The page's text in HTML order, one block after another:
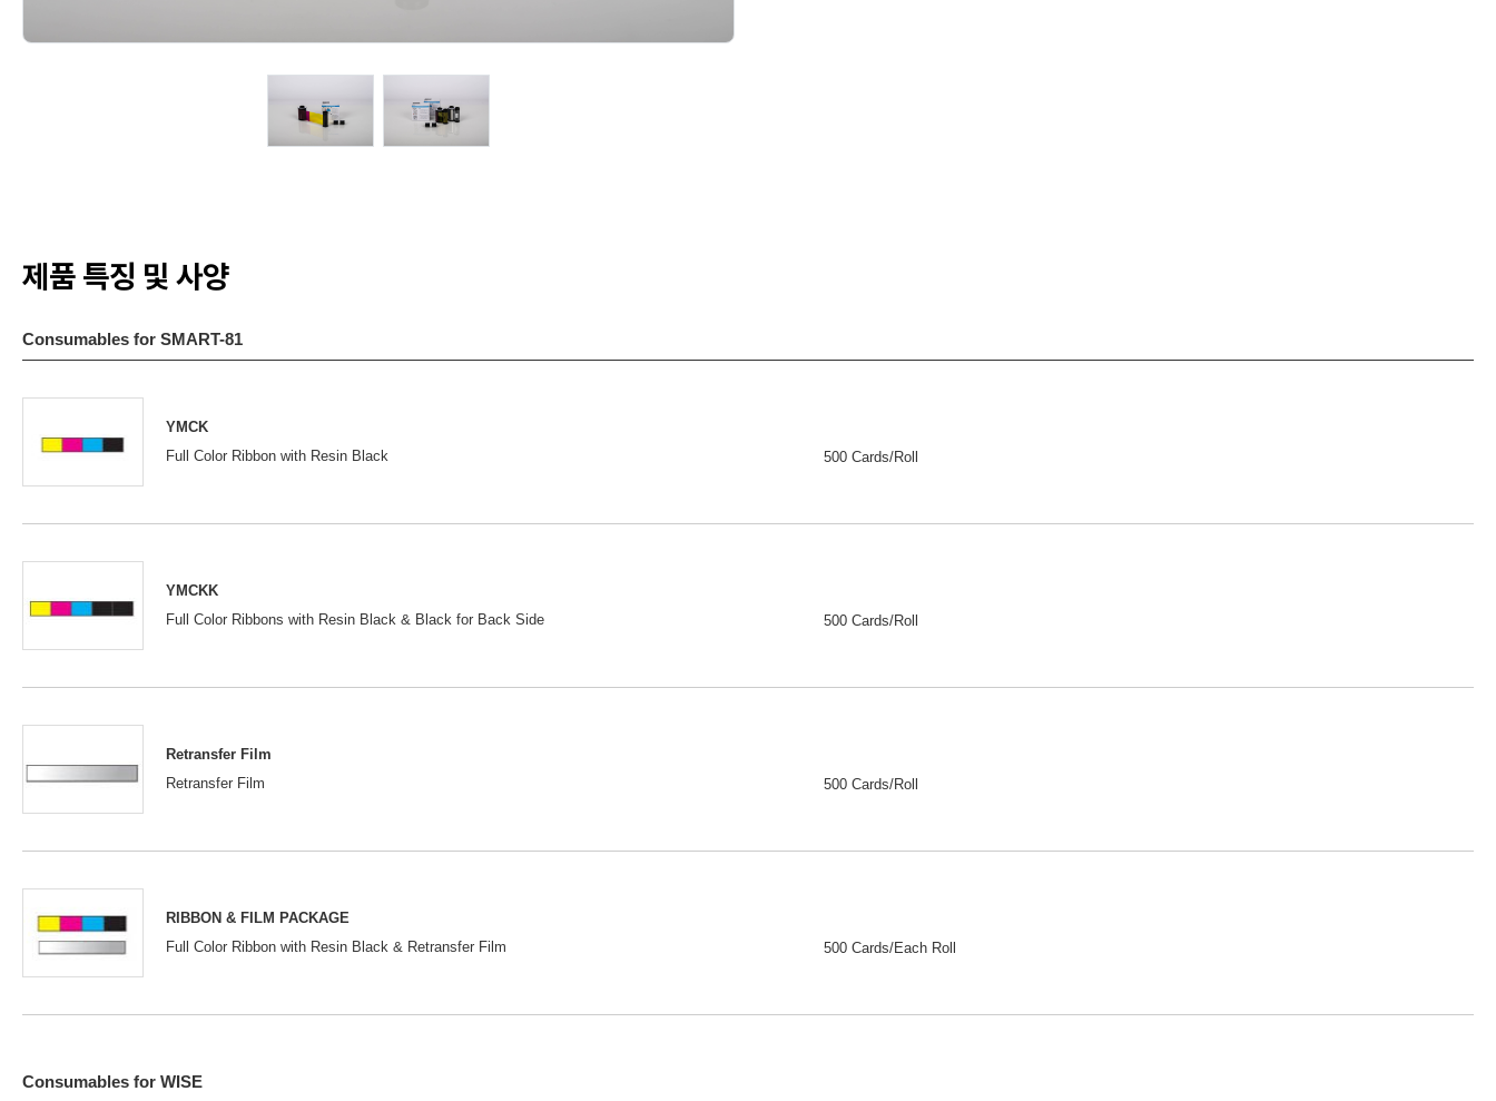
제품 특징 및 사양
Consumables for SMART-81
YMCK
Full Color Ribbon with Resin Black
500 Cards/Roll
YMCKK
Full Color Ribbons with Resin Black & Black for Back Side
500 Cards/Roll
Retransfer Film
Retransfer Film
500 Cards/Roll
RIBBON & FILM PACKAGE
Full Color Ribbon with Resin Black & Retransfer Film
500 Cards/Each Roll
Consumables for WISE